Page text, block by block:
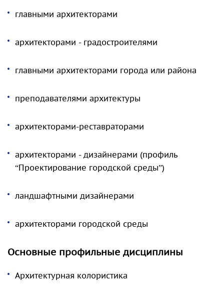
главными архитекторами
архитекторами - градостроителями
главными архитекторами города или района
преподавателями архитектуры
архитекторами-реставраторами
архитекторами - дизайнерами (профиль
“Проектирование городской среды”)
ландшафтными дизайнерами
архитекторами городской среды
Основные профильные дисциплины
Архитектурная колористика